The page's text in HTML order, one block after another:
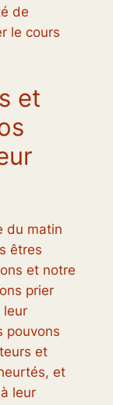
de
le cours
et
du matin
êtres
et notre
prier
leur
pouvons
et
et
leur